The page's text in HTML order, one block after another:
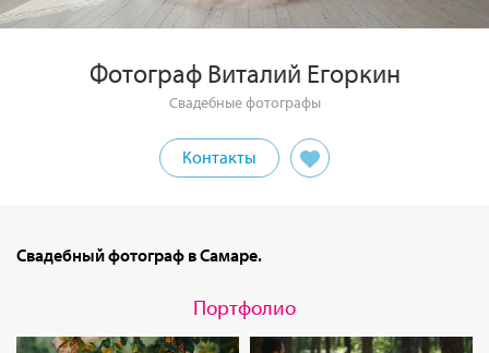
Фотограф Виталий Егоркин
Свадебные фотографы
Контакты
Свадебный фотограф в Самаре.
Портфолио